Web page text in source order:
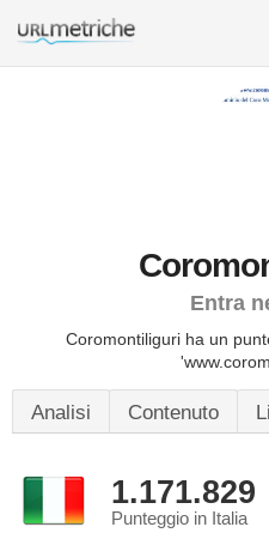
Entra
Coromontiliguri ha un
Analisi Contenuto
1.171.829
Punteggio in Italia